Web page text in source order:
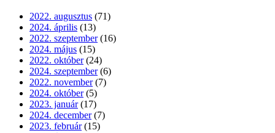
2022. augusztus (71)
2024. április (13)
2022. szeptember (16)
2024. május (15)
2022. október (24)
2024. szeptember (6)
2022. november (7)
2024. október (5)
2023. január (17)
2024. december (7)
2023. február (15)